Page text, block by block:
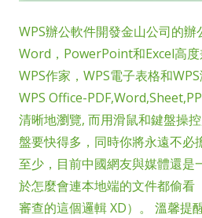
WPS辦公軟件開發金山公司的
Word，PowerPoint和Excel高
WPS作家，WPS電子表格和
WPS Office-
清晰地瀏覽, 而用滑鼠和鍵盤操
盤要快得多，同時你將永遠不必
至少，目前中國網友與媒體還是
於怎麼會連本地端的文件都偷看
審查的這個邏輯 XD）。 溫馨提